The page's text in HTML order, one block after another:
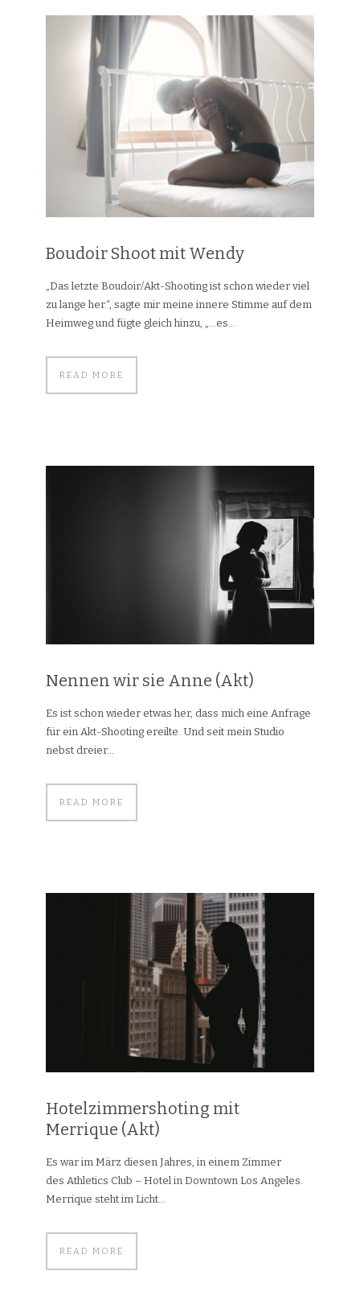
Boudoir Shoot mit Wendy
„Das letzte Boudoir/Akt-Shooting ist schon wieder viel
zu lange her.“, sagte mir meine innere Stimme auf dem
Heimweg und fügte gleich hinzu, „…es...
READ MORE
Nennen wir sie Anne (Akt)
Es ist schon wieder etwas her, dass mich eine Anfrage
für ein Akt-Shooting ereilte. Und seit mein Studio
nebst dreier...
READ MORE
Hotelzimmershoting mit
Merrique (Akt)
Es war im März diesen Jahres, in einem Zimmer
des Athletics Club – Hotel in Downtown Los Angeles.
Merrique steht im Licht...
READ MORE